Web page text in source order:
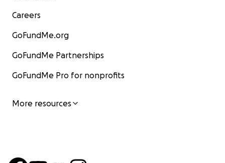
Careers
GoFundMe.org
GoFundMe Partnerships
GoFundMe Pro for nonprofits
More resources